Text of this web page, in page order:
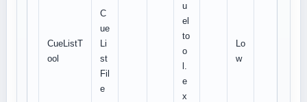
CueListT
ool
C
ue
Li
st
Fil
e
u
el
to
o
l.
e
x
Lo
w